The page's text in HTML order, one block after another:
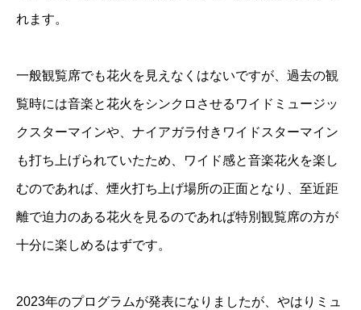
れます。
一般観覧席でも花火を見えなくはないですが、過去の観
覧時には音楽と花火をシンクロさせるワイドミュージッ
クスターマインや、ナイアガラ付きワイドスターマイン
も打ち上げられていたため、ワイド感と音楽花火を楽し
むのであれば、煙火打ち上げ場所の正面となり、至近距
離で迫力のある花火を見るのであれば特別観覧席の方が
十分に楽しめるはずです。
2023年のプログラムが発表になりましたが、やはりミュ